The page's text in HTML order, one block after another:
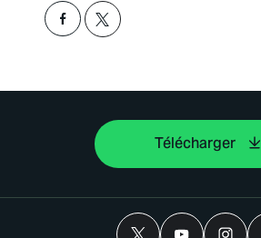
Télécharger